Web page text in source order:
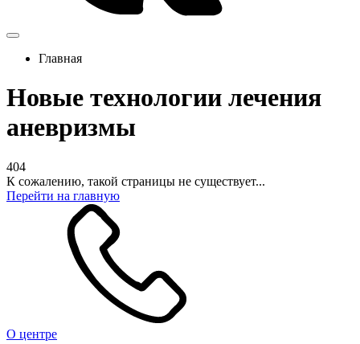
Главная
Новые технологии лечения
аневризмы
404
К сожалению, такой страницы не существует...
Перейти на главную
О центре